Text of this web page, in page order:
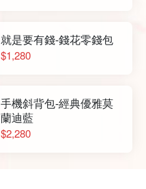
就是要有錢-錢花零錢包
$1,280
手機斜背包-經典優雅莫
蘭迪藍
$2,280